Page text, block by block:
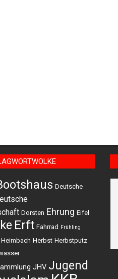
Deutsche
Dorsten Ehrung Eifel
Erft Fahrrad Frühling
Heimbach Herbst Herbstputz
JHV Jugend